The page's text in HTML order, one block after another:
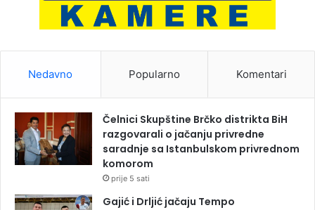
Nedavno Popularno Komentari
Čelnici Skupštine Brčko distrikta BiH
razgovarali o jačanju privredne
saradnje sa Istanbulskom privrednom
komorom
prije 5 sati
Gajić i Drljić jačaju Tempo